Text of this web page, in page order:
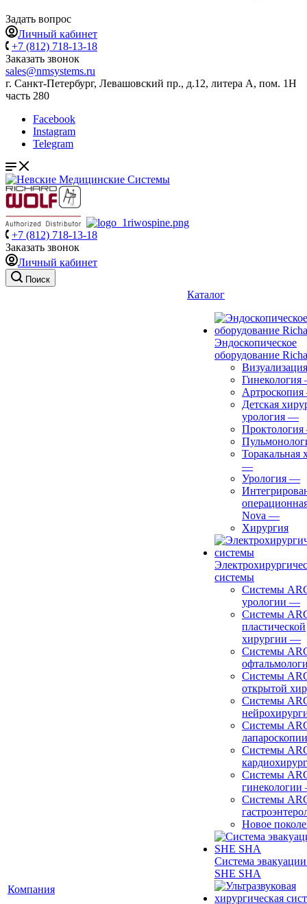
Задать вопрос
Личный кабинет
+7 (812) 718-13-18
Заказать звонок
sales@nmsystems.ru
г. Санкт-Петербург, Левашовский пр., д.12, литера А, пом. 1Н
часть 280
Facebook
Instagram
Telegram
+7 (812) 718-13-18
Заказать звонок
Личный кабинет
Поиск
Компания
Каталог
Эндоскопическое
оборудование
Визуализация
Гинекология
Артроскопия
Детская
урология —
Проктология
Торакальная
—
Урология —
Nova —
Хирургия
системы
Системы
урологии —
Системы
пластической
хирургии —
Системы
Системы
открытой
Системы
Системы
лапароскопии
Системы
Системы
гинекологии
Системы
Новое
Система
SHE SHA